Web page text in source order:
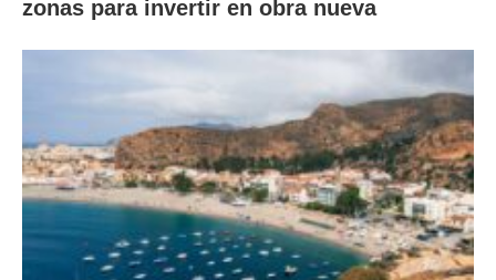
zonas para invertir en obra nueva